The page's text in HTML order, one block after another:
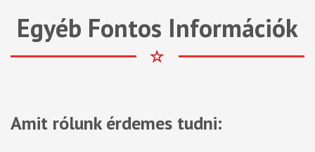
Egyéb Fontos Információk
Amit rólunk érdemes tudni: